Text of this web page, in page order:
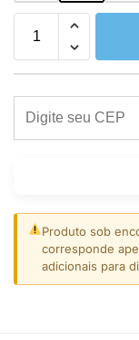
Produto sob
corresponde
adicionais para